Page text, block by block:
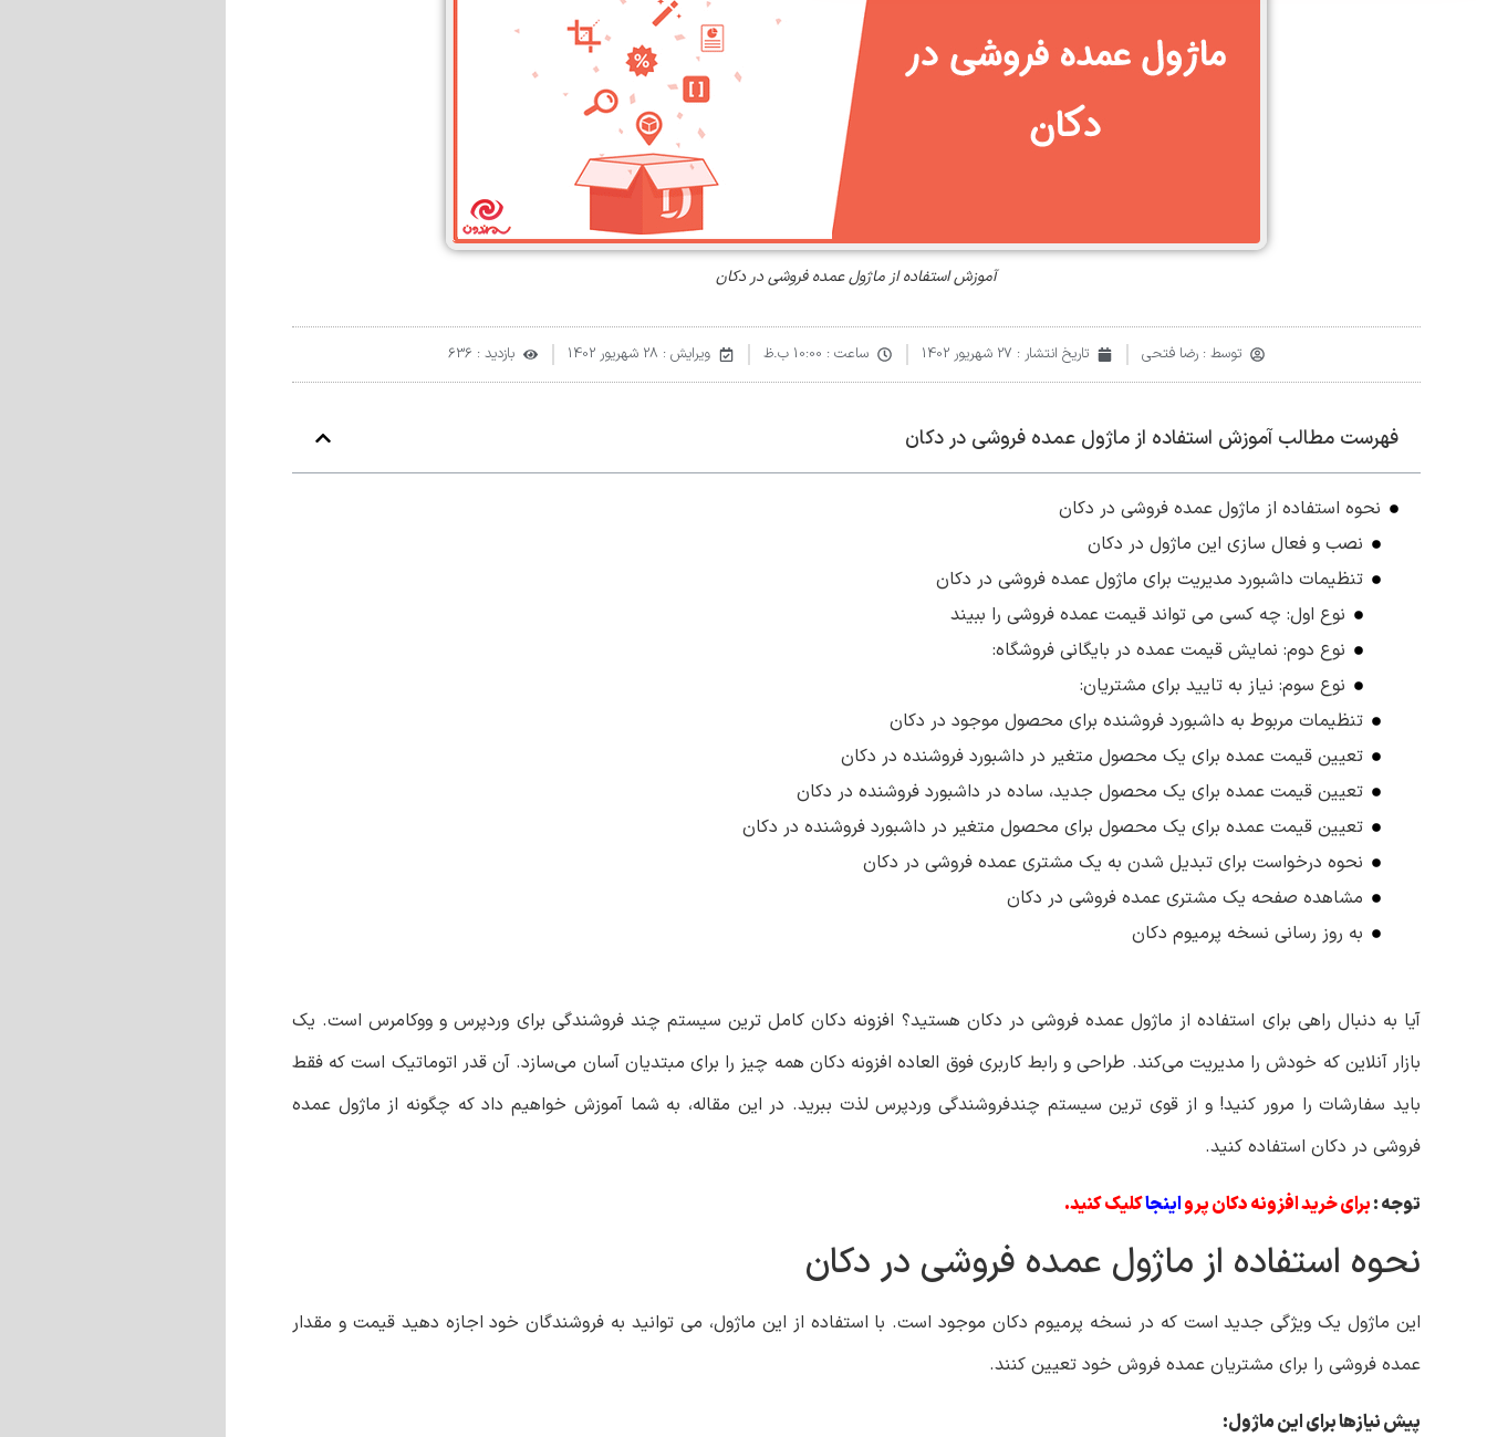
آموزش استفاده از ماژول عمده فروشی در دکان
توسط : رضا فتحی تاریخ انتشار : 27 شهریور 1402 ساعت : 10:00 ب.ظ ویرایش : 28 شهریور 1402 بازدید : 636
فهرست مطالب آموزش استفاده از ماژول عمده فروشی در دکان
نحوه استفاده از ماژول عمده فروشی در دکان
نصب و فعال سازی این ماژول در دکان
تنظیمات داشبورد مدیریت برای ماژول عمده فروشی در دکان
نوع اول: چه کسی می تواند قیمت عمده فروشی را ببیند
نوع دوم: نمایش قیمت عمده در بایگانی فروشگاه:
نوع سوم: نیاز به تایید برای مشتریان:
تنظیمات مربوط به داشبورد فروشنده برای محصول موجود در دکان
تعیین قیمت عمده برای یک محصول متغیر در داشبورد فروشنده در دکان
تعیین قیمت عمده برای یک محصول جدید، ساده در داشبورد فروشنده در دکان
تعیین قیمت عمده برای یک محصول برای محصول متغیر در داشبورد فروشنده در دکان
نحوه درخواست برای تبدیل شدن به یک مشتری عمده فروشی در دکان
مشاهده صفحه یک مشتری عمده فروشی در دکان
به روز رسانی نسخه پرمیوم دکان
آیا به دنبال راهی برای استفاده از ماژول عمده فروشی در دکان هستید؟ افزونه دکان کامل ترین سیستم چند فروشندگی برای وردپرس و ووکامرس است. یک
بازار آنلاین که خودش را مدیریت می‌کند. طراحی و رابط کاربری فوق العاده افزونه دکان همه چیز را برای مبتدیان آسان می‌سازد. آن قدر اتوماتیک است که فقط
باید سفارشات را مرور کنید! و از قوی ترین سیستم چندفروشندگی وردپرس لذت ببرید. در این مقاله، به شما آموزش خواهیم داد که چگونه از ماژول عمده
فروشی در دکان استفاده کنید.
توجه :برای خرید افزونه دکان پرواینجاکلیک کنید.
نحوه استفاده از ماژول عمده فروشی در دکان
این ماژول یک ویژگی جدید است که در نسخه پرمیوم دکان موجود است. با استفاده از این ماژول، می توانید به فروشندگان خود اجازه دهید قیمت و مقدار
عمده فروشی را برای مشتریان عمده فروش خود تعیین کنند.
پیش نیازها برای این ماژول: